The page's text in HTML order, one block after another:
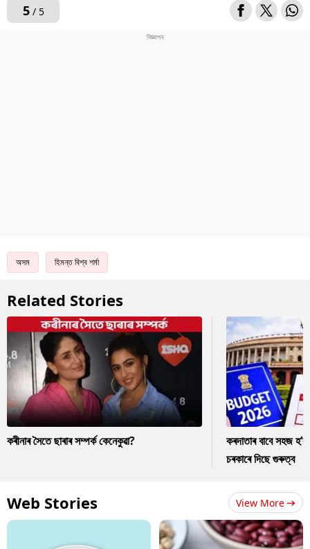
5/ 5
অসম হিমন্ত বিশ্ব শৰ্মা
Related Stories
কৰীনাৰ সৈতে ছাৰাৰ সম্পৰ্ক কেনেকুৱা?
কৰদাতাৰ বাবে সহজ
চৰকাৰে দিছে গুৰুত্ব
Web Stories View More